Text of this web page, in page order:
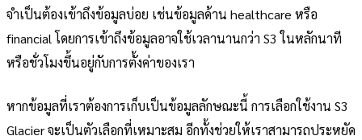
จำเป็นต้องเข้าถึงข้อมูลบ่อย เช่นข้อมูลด้าน healthcare หรือ
financial โดยการเข้าถึงข้อมูลอาจใช้เวลานานกว่า S3 ในหลักนาที
หรือชั่วโมงขึ้นอยู่กับการตั้งค่าของเรา
หากข้อมูลที่เราต้องการเก็บเป็นข้อมูลลักษณะนี้ การเลือกใช้งาน S3
Glacier จะเป็นตัวเลือกที่เหมาะสม อีกทั้งช่วยให้เราสามารถประหยัด